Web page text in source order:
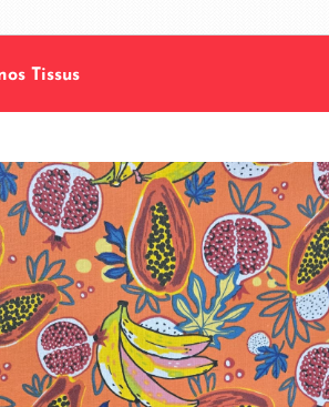
Tissus
Machines à coudre
| Surjeteuses |
Brodeuses
La